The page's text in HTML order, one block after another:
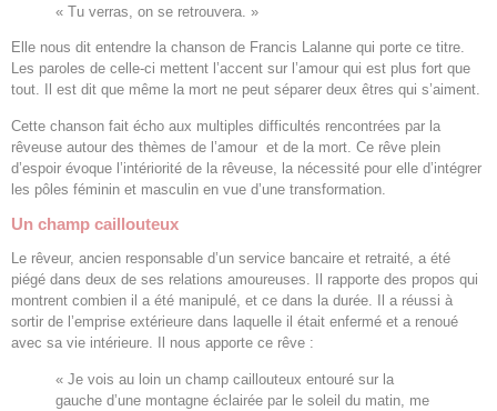
« Tu verras, on se retrouvera. »
Elle nous dit entendre la chanson de Francis Lalanne qui porte ce titre.
Les paroles de celle-ci mettent l’accent sur l’amour qui est plus fort que
tout. Il est dit que même la mort ne peut séparer deux êtres qui s’aiment.
Cette chanson fait écho aux multiples difficultés rencontrées par la
rêveuse autour des thèmes de l’amour et de la mort. Ce rêve plein
d’espoir évoque l’intériorité de la rêveuse, la nécessité pour elle d’intégrer
les pôles féminin et masculin en vue d’une transformation.
Un champ caillouteux
Le rêveur, ancien responsable d’un service bancaire et retraité, a été
piégé dans deux de ses relations amoureuses. Il rapporte des propos qui
montrent combien il a été manipulé, et ce dans la durée. Il a réussi à
sortir de l’emprise extérieure dans laquelle il était enfermé et a renoué
avec sa vie intérieure. Il nous apporte ce rêve :
« Je vois au loin un champ caillouteux entouré sur la
gauche d’une montagne éclairée par le soleil du matin, me